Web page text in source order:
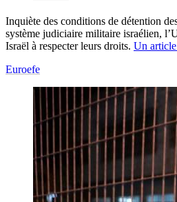
Inquiète des conditions de détention
système judiciaire militaire israélien,
Israël à respecter leurs droits. Un
Euroefe